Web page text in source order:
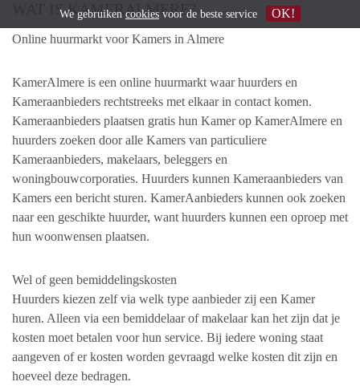
WAT IS KAMERALMERE?
Online huurmarkt voor Kamers in Almere
​KamerAlmere is een online huurmarkt waar huurders en
Kameraanbieders rechtstreeks met elkaar in contact komen. ​
Kameraanbieders plaatsen gratis hun ​Kamer op KamerAlmere en
huurders zoeken door alle Kamers van particuliere ​
Kameraanbieders, makelaars, beleggers en
woningbouwcorporaties. Huurders kunnen Kameraanbieders van
Kamers een bericht sturen. KamerAanbieders kunnen ook zoeken
naar een geschikte huurder, want huurders kunnen een oproep met
hun woonwensen plaatsen.
Wel of geen bemiddelingskosten
Huurders kiezen zelf via welk type aanbieder zij een Kamer
huren. Alleen via een bemiddelaar of makelaar kan het zijn dat je
kosten moet betalen voor hun service. Bij iedere woning staat
aangeven of er kosten worden gevraagd welke kosten dit zijn en
hoeveel deze bedragen.
We gebruiken cookies voor de beste service OK!